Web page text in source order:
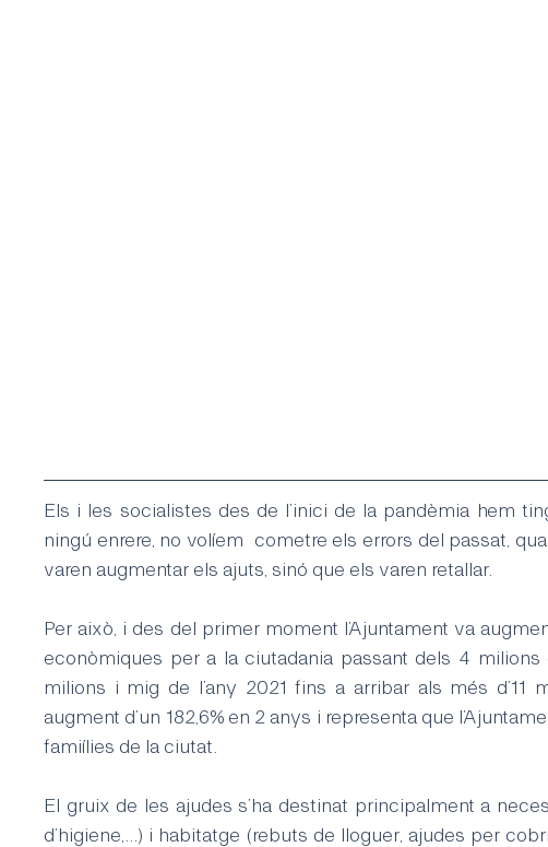
Els i les socialistes des de l’inici de la pandèmia hem
ningú enrere, no volíem  cometre els errors del passat,
varen augmentar els ajuts, sinó que els varen retallar.
Per això, i des del primer moment l’Ajuntament va
econòmiques per a la ciutadania passant dels 4 milions
milions i mig de l’any 2021 fins a arribar als més d’11
augment d’un 182,6% en 2 anys i representa que
famiílies de la ciutat.
El gruix de les ajudes s’ha destinat principalment a
d’higiene,...) i habitatge (rebuts de lloguer, ajudes per